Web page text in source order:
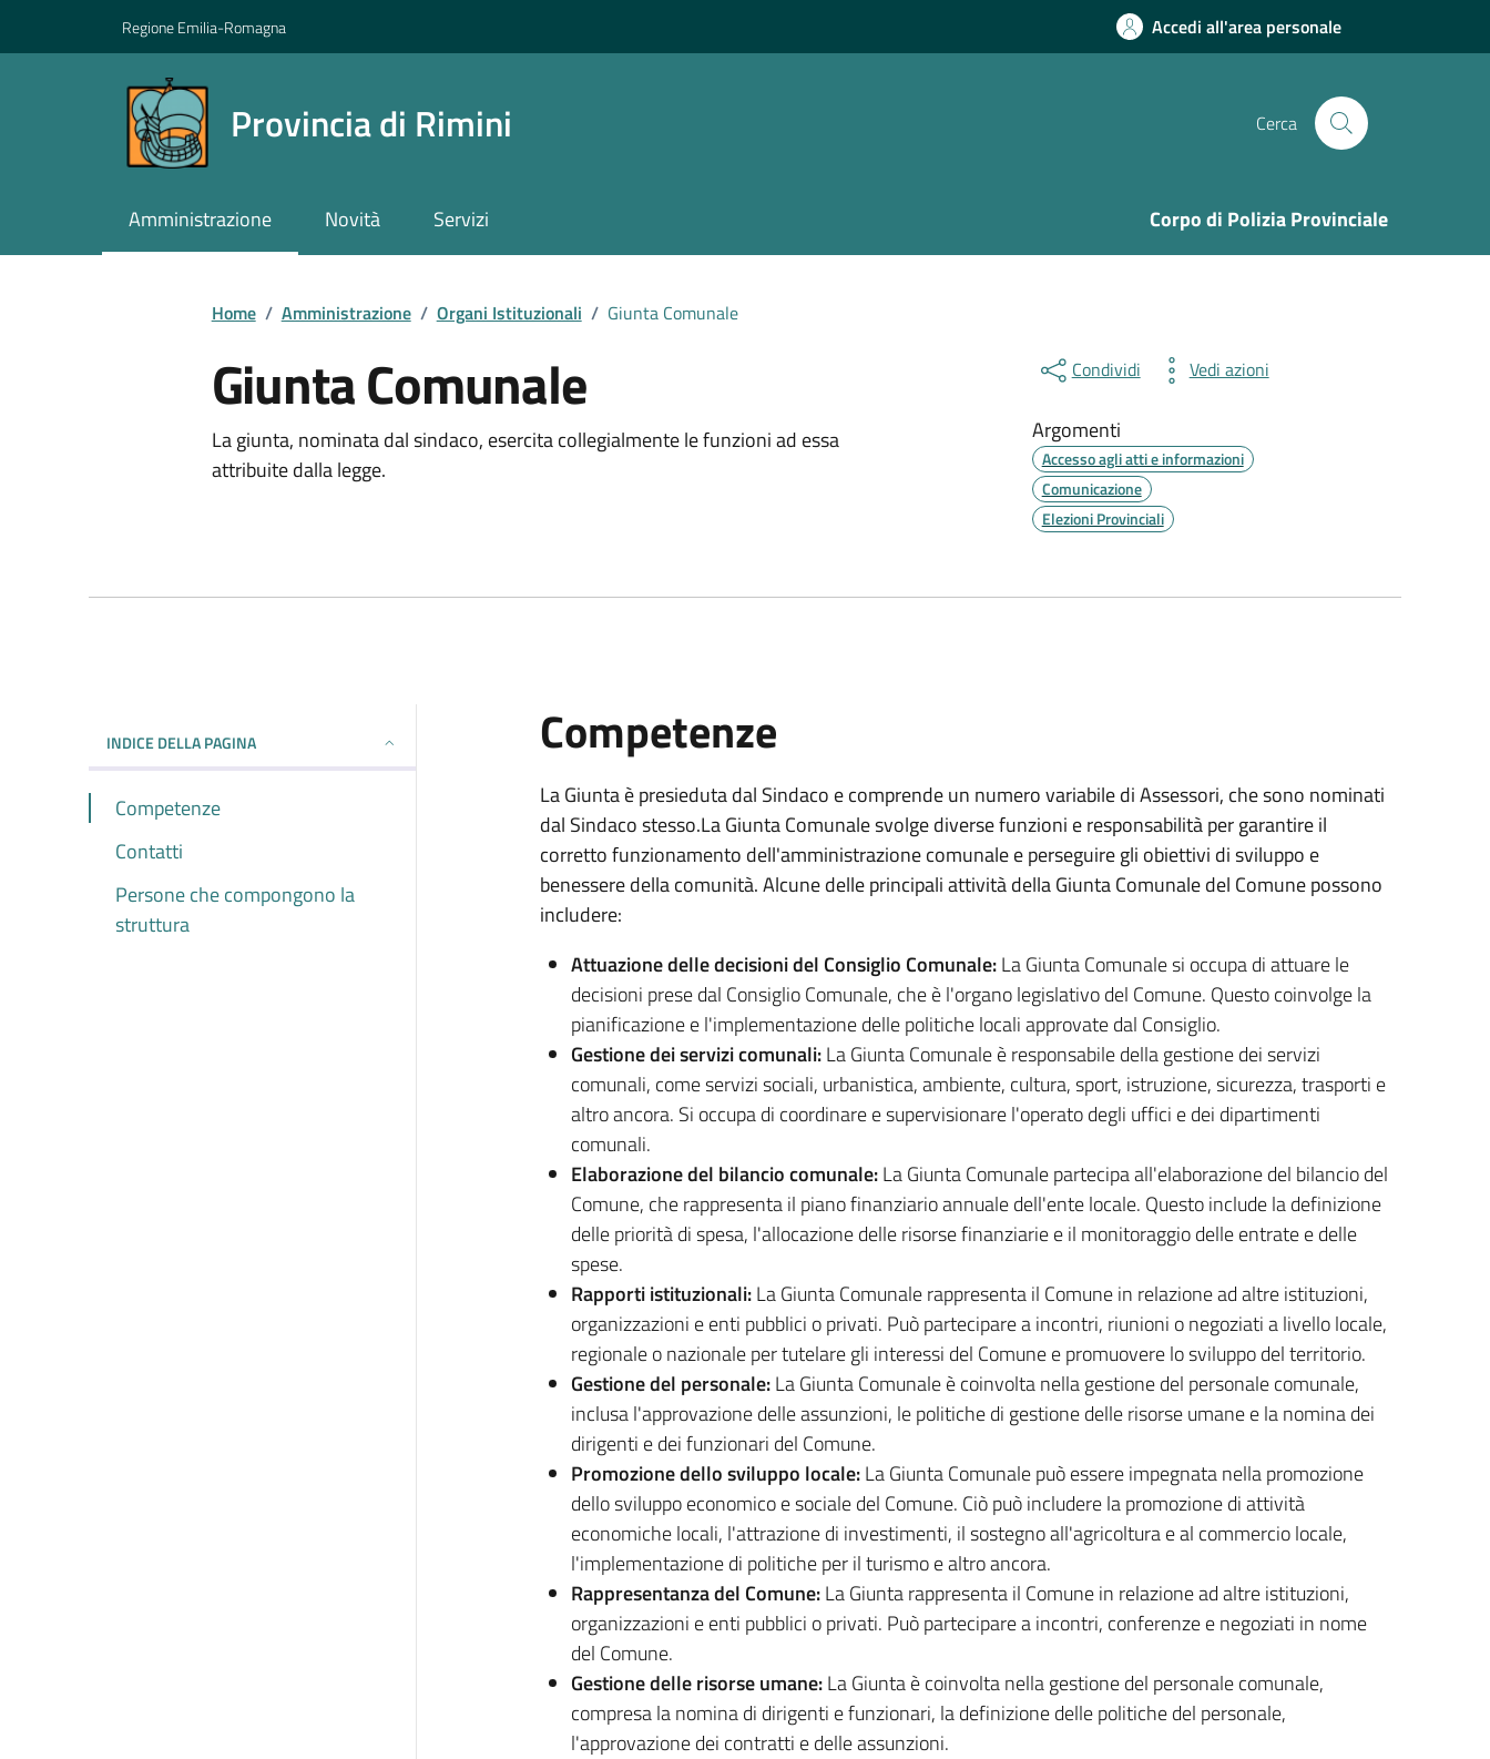
Regione Emilia-Romagna Accedi all'area personale
Provincia di Rimini Cerca
Amministrazione Novità Servizi Corpo di Polizia Provinciale
Home / Amministrazione / Organi Istituzionali / Giunta Comunale
Giunta Comunale
La giunta, nominata dal sindaco, esercita collegialmente le funzioni ad essa
attribuite dalla legge.
Condividi Vedi azioni
Argomenti
Accesso agli atti e informazioni
Comunicazione
Elezioni Provinciali
INDICE DELLA PAGINA
Competenze
Contatti
Persone che compongono la
struttura
Competenze
La Giunta è presieduta dal Sindaco e comprende un numero variabile di Assessori, che sono nominati
dal Sindaco stesso.La Giunta Comunale svolge diverse funzioni e responsabilità per garantire il
corretto funzionamento dell'amministrazione comunale e perseguire gli obiettivi di sviluppo e
benessere della comunità. Alcune delle principali attività della Giunta Comunale del Comune possono
includere:
Attuazione delle decisioni del Consiglio Comunale:La Giunta Comunale si occupa di attuare le
decisioni prese dal Consiglio Comunale, che è l'organo legislativo del Comune. Questo coinvolge la
pianificazione e l'implementazione delle politiche locali approvate dal Consiglio.
Gestione dei servizi comunali:La Giunta Comunale è responsabile della gestione dei servizi
comunali, come servizi sociali, urbanistica, ambiente, cultura, sport, istruzione, sicurezza, trasporti e
altro ancora. Si occupa di coordinare e supervisionare l'operato degli uffici e dei dipartimenti
comunali.
Elaborazione del bilancio comunale:La Giunta Comunale partecipa all'elaborazione del bilancio del
Comune, che rappresenta il piano finanziario annuale dell'ente locale. Questo include la definizione
delle priorità di spesa, l'allocazione delle risorse finanziarie e il monitoraggio delle entrate e delle
spese.
Rapporti istituzionali:La Giunta Comunale rappresenta il Comune in relazione ad altre istituzioni,
organizzazioni e enti pubblici o privati. Può partecipare a incontri, riunioni o negoziati a livello locale,
regionale o nazionale per tutelare gli interessi del Comune e promuovere lo sviluppo del territorio.
Gestione del personale:La Giunta Comunale è coinvolta nella gestione del personale comunale,
inclusa l'approvazione delle assunzioni, le politiche di gestione delle risorse umane e la nomina dei
dirigenti e dei funzionari del Comune.
Promozione dello sviluppo locale:La Giunta Comunale può essere impegnata nella promozione
dello sviluppo economico e sociale del Comune. Ciò può includere la promozione di attività
economiche locali, l'attrazione di investimenti, il sostegno all'agricoltura e al commercio locale,
l'implementazione di politiche per il turismo e altro ancora.
Rappresentanza del Comune:La Giunta rappresenta il Comune in relazione ad altre istituzioni,
organizzazioni e enti pubblici o privati. Può partecipare a incontri, conferenze e negoziati in nome
del Comune.
Gestione delle risorse umane:La Giunta è coinvolta nella gestione del personale comunale,
compresa la nomina di dirigenti e funzionari, la definizione delle politiche del personale,
l'approvazione dei contratti e delle assunzioni.